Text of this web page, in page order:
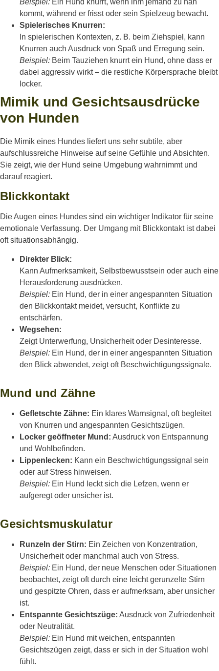
Beispiel: Ein Hund knurrt, wenn ihm jemand zu nah
kommt, während er frisst oder sein Spielzeug bewacht.
Spielerisches Knurren:
In spielerischen Kontexten, z. B. beim Ziehspiel, kann
Knurren auch Ausdruck von Spaß und Erregung sein.
Beispiel: Beim Tauziehen knurrt ein Hund, ohne dass er
dabei aggressiv wirkt – die restliche Körpersprache bleibt
locker.
Mimik und Gesichtsausdrücke
von Hunden
Die Mimik eines Hundes liefert uns sehr subtile, aber
aufschlussreiche Hinweise auf seine Gefühle und Absichten.
Sie zeigt, wie der Hund seine Umgebung wahrnimmt und
darauf reagiert.
Blickkontakt
Die Augen eines Hundes sind ein wichtiger Indikator für seine
emotionale Verfassung. Der Umgang mit Blickkontakt ist dabei
oft situationsabhängig.
Direkter Blick:
Kann Aufmerksamkeit, Selbstbewusstsein oder auch eine
Herausforderung ausdrücken.
Beispiel: Ein Hund, der in einer angespannten Situation
den Blickkontakt meidet, versucht, Konflikte zu
entschärfen.
Wegsehen:
Zeigt Unterwerfung, Unsicherheit oder Desinteresse.
Beispiel: Ein Hund, der in einer angespannten Situation
den Blick abwendet, zeigt oft Beschwichtigungssignale.
Mund und Zähne
Gefletschte Zähne: Ein klares Warnsignal, oft begleitet
von Knurren und angespannten Gesichtszügen.
Locker geöffneter Mund: Ausdruck von Entspannung
und Wohlbefinden.
Lippenlecken: Kann ein Beschwichtigungssignal sein
oder auf Stress hinweisen.
Beispiel: Ein Hund leckt sich die Lefzen, wenn er
aufgeregt oder unsicher ist.
Gesichtsmuskulatur
Runzeln der Stirn: Ein Zeichen von Konzentration,
Unsicherheit oder manchmal auch von Stress.
Beispiel: Ein Hund, der neue Menschen oder Situationen
beobachtet, zeigt oft durch eine leicht gerunzelte Stirn
und gespitzte Ohren, dass er aufmerksam, aber unsicher
ist.
Entspannte Gesichtszüge: Ausdruck von Zufriedenheit
oder Neutralität.
Beispiel: Ein Hund mit weichen, entspannten
Gesichtszügen zeigt, dass er sich in der Situation wohl
fühlt.